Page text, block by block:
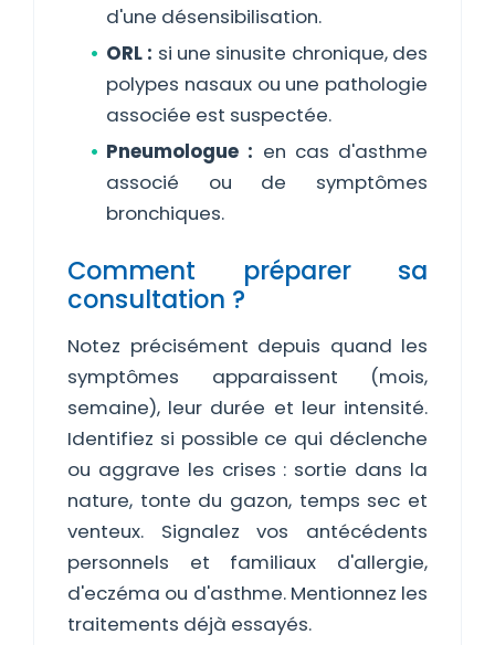
d'une désensibilisation.
ORL : si une sinusite chronique, des
polypes nasaux ou une pathologie
associée est suspectée.
Pneumologue : en cas d'asthme
associé ou de symptômes
bronchiques.
Comment préparer sa
consultation ?
Notez précisément depuis quand les
symptômes apparaissent (mois,
semaine), leur durée et leur intensité.
Identifiez si possible ce qui déclenche
ou aggrave les crises : sortie dans la
nature, tonte du gazon, temps sec et
venteux. Signalez vos antécédents
personnels et familiaux d'allergie,
d'eczéma ou d'asthme. Mentionnez les
traitements déjà essayés.